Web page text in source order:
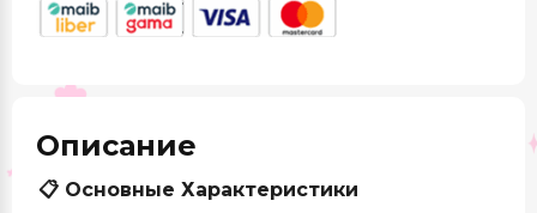
Описание
📋 Основные Характеристики